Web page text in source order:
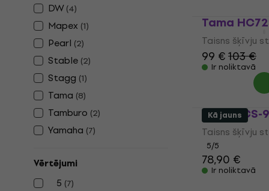
DW (4)
Mapex (1)
Pearl (2)
Stable (2)
Stagg (1)
Tama (8)
Tamburo (2)
Yamaha (7)
Vērtējumi
5 (7)
Tama
Taisns šķīvju
99 €103 €
Ir noliktavā
Stable CS-
Taisns šķīvju
5/5
78,90 €
Ir noliktavā
Kā jauns